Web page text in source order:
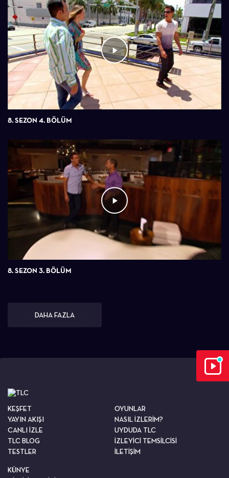
8. SEZON 4. BÖLÜM
8. SEZON 3. BÖLÜM
DAHA FAZLA
KEŞFET
YAYIN AKIŞI
CANLI İZLE
TLC BLOG
TESTLER
OYUNLAR
NASIL İZLERİM?
UYDUDA TLC
İZLEYİCİ TEMSİLCİSİ
İLETİŞİM
KÜNYE